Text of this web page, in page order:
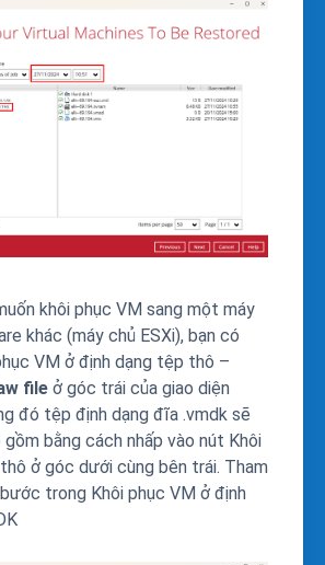
khôi phục VM sang một máy
khác (máy chủ ESXi), bạn có
VM ở định dạng tệp thô –
file ở góc trái của giao diện
đó tệp định dạng đĩa .vmdk sẽ
bằng cách nhấp vào nút Khôi
ở góc dưới cùng bên trái. Tham
trong Khôi phục VM ở định